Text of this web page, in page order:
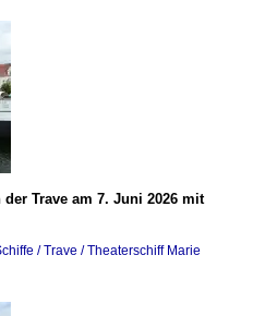
der Trave am 7. Juni 2026 mit
/ Trave / Theaterschiff Marie